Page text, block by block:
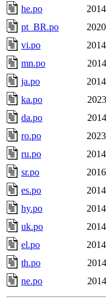
he.po
pt_BR.po
vi.po
mn.po
ja.po
ka.po
da.po
ro.po
ru.po
sr.po
es.po
hy.po
uk.po
el.po
th.po
ne.po